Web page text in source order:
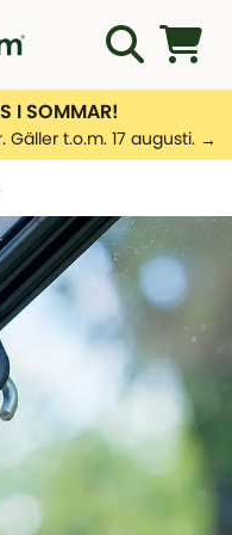
I SOMMAR!
t.o.m. 17 augusti.